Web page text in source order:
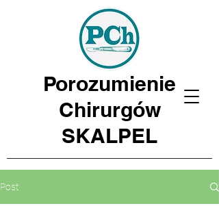
Porozumienie
Chirurgów
SKALPEL
Post